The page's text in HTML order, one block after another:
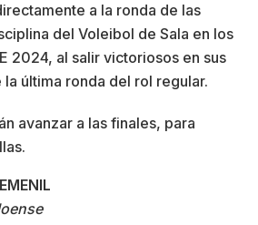
a la ronda de las
del Voleibol de Sala en los
2024, al salir victoriosos en sus
última ronda del rol regular.
avanzar a las finales, para